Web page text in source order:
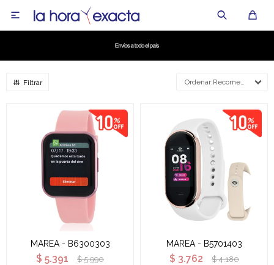

Recomendados
MAREA - B6300303
$ 5.391 $ 5.990
MAREA - B5701403
$ 3.762 $ 4.180